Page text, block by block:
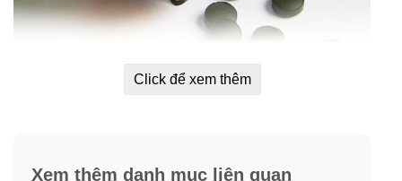
Hiệu quả từ tảo xoắn Nutrex Hawaii Pure
Click để xem thêm
Xem thêm danh mục liên quan